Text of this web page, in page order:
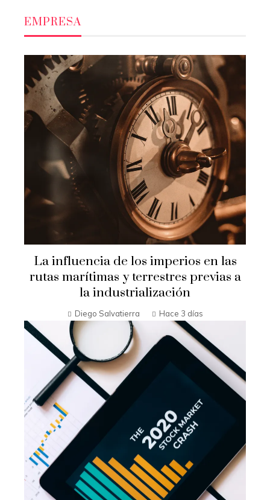
EMPRESA
La influencia de los imperios en las
rutas marítimas y terrestres previas a
la industrialización
Diego Salvatierra Hace 3 días